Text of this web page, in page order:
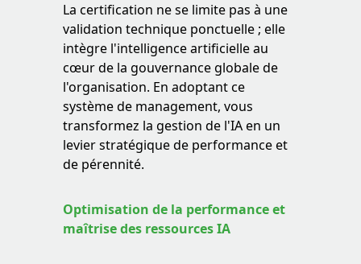
La certification ne se limite pas à une
validation technique ponctuelle ; elle
intègre l'intelligence artificielle au
cœur de la gouvernance globale de
l'organisation. En adoptant ce
système de management, vous
transformez la gestion de l'IA en un
levier stratégique de performance et
de pérennité.
Optimisation de la performance et
maîtrise des ressources IA